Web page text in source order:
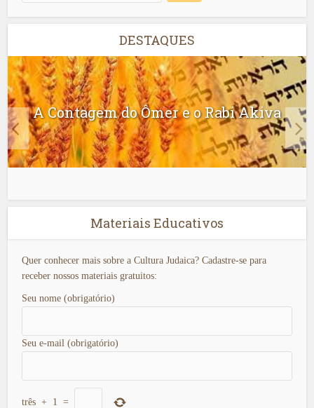
DESTAQUES
A Contagem do Ômer e o Rabi Akiva
Materiais Educativos
Quer conhecer mais sobre a Cultura Judaica? Cadastre-se para
receber nossos materiais gratuitos:
Seu nome (obrigatório)
Seu e-mail (obrigatório)
três + 1 =